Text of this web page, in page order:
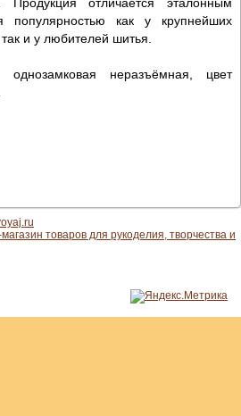
популярностью как у крупнейших
и у любителей шитья.
однозамковая неразъёмная, цвет
товаров для рукоделия, творчества и